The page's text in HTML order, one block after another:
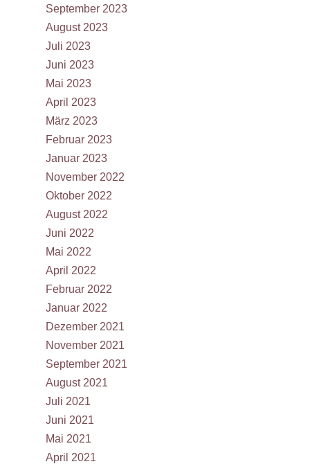
September 2023
August 2023
Juli 2023
Juni 2023
Mai 2023
April 2023
März 2023
Februar 2023
Januar 2023
November 2022
Oktober 2022
August 2022
Juni 2022
Mai 2022
April 2022
Februar 2022
Januar 2022
Dezember 2021
November 2021
September 2021
August 2021
Juli 2021
Juni 2021
Mai 2021
April 2021